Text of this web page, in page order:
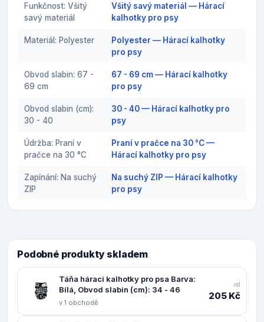
Funkčnost: Všitý
savý materiál
Všitý savý materiál — Hárací
kalhotky pro psy
Materiál: Polyester
Polyester — Hárací kalhotky
pro psy
Obvod slabin: 67 -
69 cm
67 - 69 cm — Hárací kalhotky
pro psy
Obvod slabin (cm):
30 - 40
30 - 40 — Hárací kalhotky pro
psy
Údržba: Praní v
pračce na 30 °C
Praní v pračce na 30 °C —
Hárací kalhotky pro psy
Zapínání: Na suchý
ZIP
Na suchý ZIP — Hárací kalhotky
pro psy
Podobné produkty skladem
Táňa hárací kalhotky pro psa Barva:
Bílá, Obvod slabin (cm): 34 - 46
v 1 obchodě
od
205 Kč